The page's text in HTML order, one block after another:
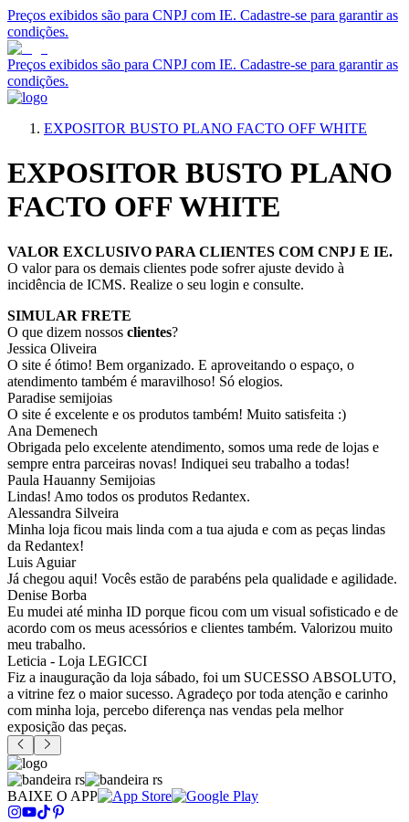
Preços exibidos são para CNPJ com IE. Cadastre-se para garantir as
condições.
Preços exibidos são para CNPJ com IE. Cadastre-se para garantir as
condições.
EXPOSITOR BUSTO PLANO FACTO OFF WHITE
EXPOSITOR BUSTO PLANO
FACTO OFF WHITE
VALOR EXCLUSIVO PARA CLIENTES COM CNPJ E IE.
O valor para os demais clientes pode sofrer ajuste devido à
incidência de ICMS. Realize o seu login e consulte.
SIMULAR FRETE
O que dizem nossos clientes?
Jessica Oliveira
O site é ótimo! Bem organizado. E aproveitando o espaço, o
atendimento também é maravilhoso! Só elogios.
Paradise semijoias
O site é excelente e os produtos também! Muito satisfeita :)
Ana Demenech
Obrigada pelo excelente atendimento, somos uma rede de lojas e
sempre entra parceiras novas! Indiquei seu trabalho a todas!
Paula Hauanny Semijoias
Lindas! Amo todos os produtos Redantex.
Alessandra Silveira
Minha loja ficou mais linda com a tua ajuda e com as peças lindas
da Redantex!
Luis Aguiar
Já chegou aqui! Vocês estão de parabéns pela qualidade e agilidade.
Denise Borba
Eu mudei até minha ID porque ficou com um visual sofisticado e de
acordo com os meus acessórios e clientes também. Valorizou muito
meu trabalho.
Leticia - Loja LEGICCI
Fiz a inauguração da loja sábado, foi um SUCESSO ABSOLUTO,
a vitrine fez o maior sucesso. Agradeço por toda atenção e carinho
com minha loja, percebo diferença nas vendas pela melhor
exposição das peças.
BAIXE O APP